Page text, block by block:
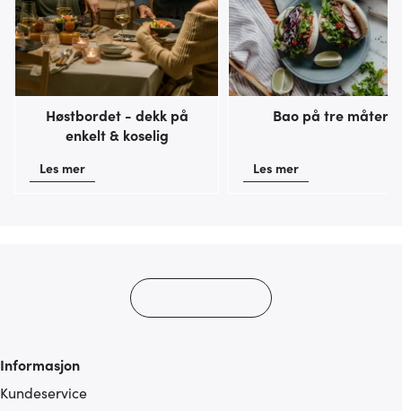
Høstbordet - dekk på
enkelt & koselig
Les mer
Bao på tre måter
Les mer
Informasjon
Kundeservice